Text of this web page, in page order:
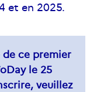
et en 2025.
de ce premier
le 25
veuillez